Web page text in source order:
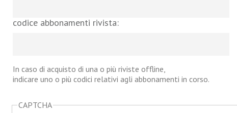
codice abbonamenti rivista:
In caso di acquisto di una o più riviste offline,
indicare uno o più codici relativi agli abbonamenti in corso.
CAPTCHA